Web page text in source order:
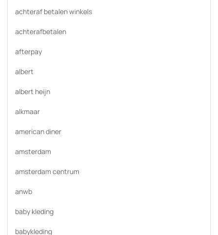
achteraf betalen winkels
achterafbetalen
afterpay
albert
albert heijn
alkmaar
american diner
amsterdam
amsterdam centrum
anwb
baby kleding
babykleding